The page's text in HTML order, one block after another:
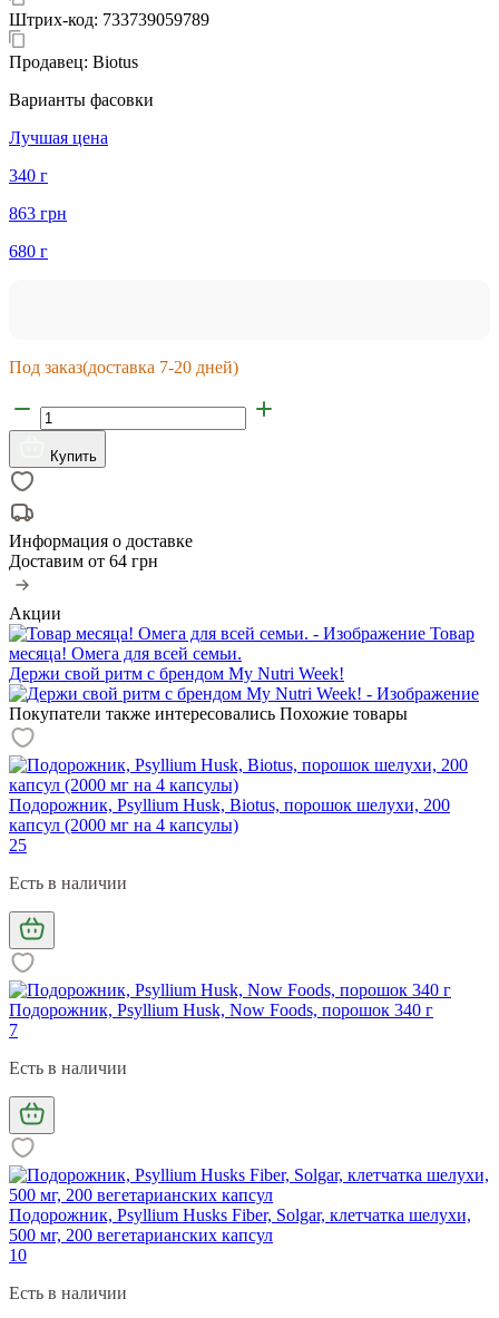
Штрих-код: 733739059789
Продавец: Biotus
Варианты фасовки
Лучшая цена
340 г
863 грн
680 г
Под заказ(доставка 7-20 дней)
Купить
Информация о доставке
Доставим от 64 грн
Акции
Товар
месяца! Омега для всей семьи.
Держи свой ритм с брендом My Nutri Week!
Покупатели также интересовались Похожие товары
Подорожник, Psyllium Husk, Biotus, порошок шелухи, 200
капсул (2000 мг на 4 капсулы)
25
Есть в наличии
Подорожник, Psyllium Husk, Now Foods, порошок 340 г
7
Есть в наличии
Подорожник, Psyllium Husks Fiber, Solgar, клетчатка шелухи,
500 мг, 200 вегетарианских капсул
10
Есть в наличии